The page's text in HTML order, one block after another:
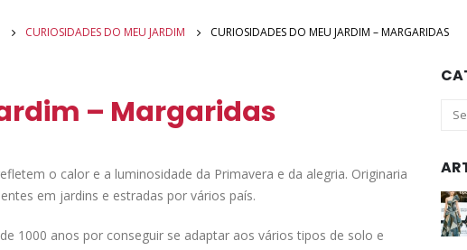
CURIOSIDADES DO MEU JARDIM CURIOSIDADES DO MEU JARDIM – MARGARIDAS
– Margaridas
o calor e a luminosidade da Primavera e da alegria. Originaria
em jardins e estradas por vários país.
1000 anos por conseguir se adaptar aos vários tipos de solo e